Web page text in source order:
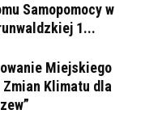
Samopomocy w
1...
Miejskiego
Klimatu dla